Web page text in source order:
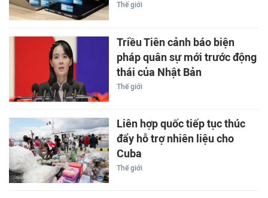
Thế giới
Triều Tiên cảnh báo biện
pháp quân sự mới trước động
thái của Nhật Bản
Thế giới
Liên hợp quốc tiếp tục thúc
đẩy hỗ trợ nhiên liệu cho
Cuba
Thế giới